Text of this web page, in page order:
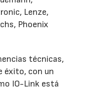
Lenze,
Phoenix
técnicas,
éxito, con un
IO-Link está